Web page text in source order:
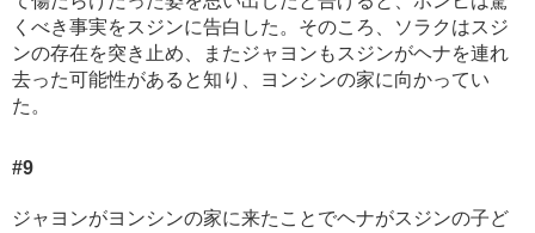
くべき事実をスジンに告白した。そのころ、ソラクはスジ
ンの存在を突き止め、またジャヨンもスジンがヘナを連れ
去った可能性があると知り、ヨンシンの家に向かってい
た。
#9
ジャヨンがヨンシンの家に来たことでヘナがスジンの子ど